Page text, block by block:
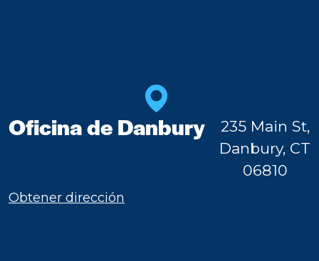
Oficina de Danbury
235 Main St,
Danbury, CT
06810
Obtener dirección